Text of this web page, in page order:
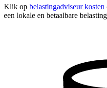
Klik op belastingadviseur kosten
een lokale en betaalbare